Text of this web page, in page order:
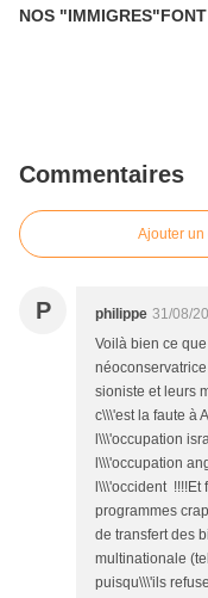
NOS
Commentaires
Ajouter un
P philippe 31/08/
Voilà bien ce
sioniste et leurs
c\\\'est la faute à
l\\\'occupation
l\\\'occupation
l\\\'occident
programmes
de transfert des
multinationale
puisqu\\\'ils